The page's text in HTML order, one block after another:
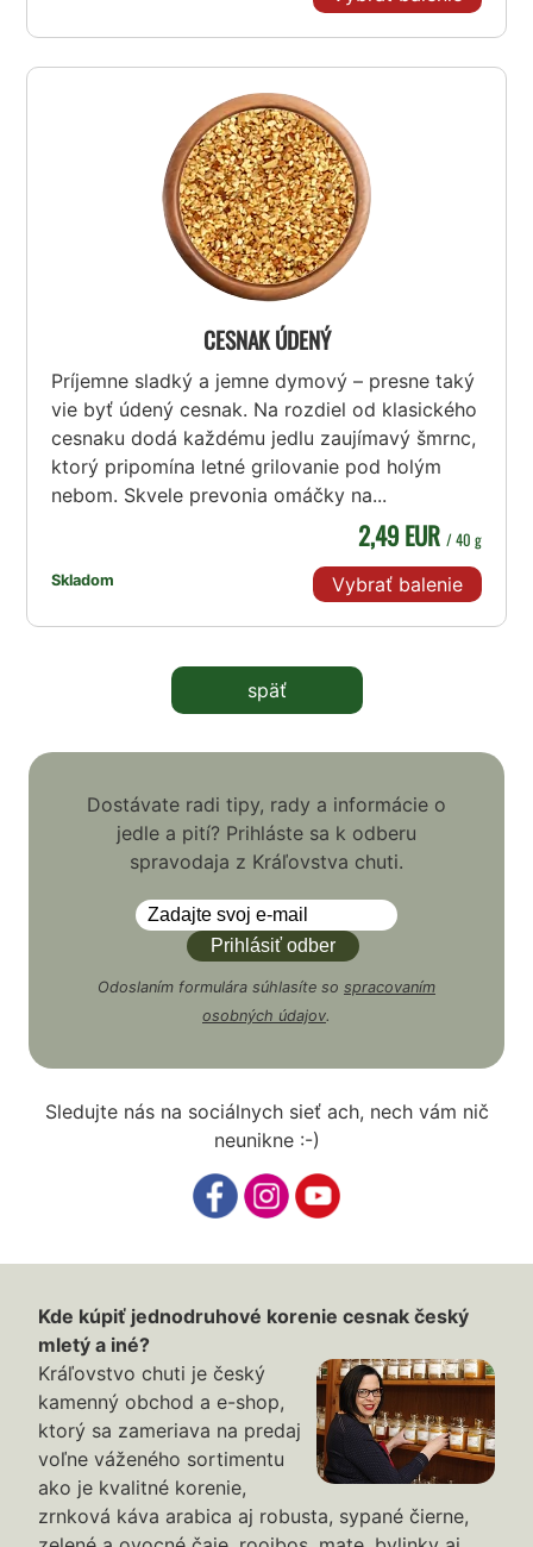
CESNAK ÚDENÝ
Príjemne sladký a jemne dymový – presne taký
vie byť údený cesnak. Na rozdiel od klasického
cesnaku dodá každému jedlu zaujímavý šmrnc,
ktorý pripomína letné grilovanie pod holým
nebom. Skvele prevonia omáčky na...
Skladom
2,49 EUR / 40 g
Vybrať balenie
späť
Dostávate radi tipy, rady a informácie o
jedle a pití? Prihláste sa k odberu
spravodaja z Kráľovstva chuti.
Odoslaním formulára súhlasíte so spracovaním
osobných údajov.
Sledujte nás na sociálnych sieť ach, nech vám nič
neunikne :-)
Kde kúpiť jednodruhové korenie cesnak český
mletý a iné?
Kráľovstvo chuti je český
kamenný obchod a e-shop,
ktorý sa zameriava na predaj
voľne váženého sortimentu
ako je kvalitné korenie,
zrnková káva arabica aj robusta, sypané čierne,